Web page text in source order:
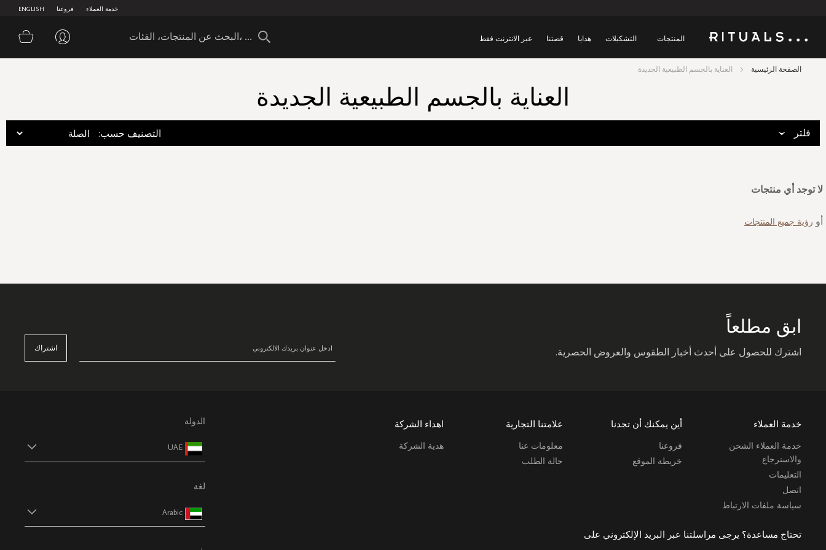
ENGLISH فروعنا خدمة العملاء
المنتجات التشكيلات هدايا قصتنا عبر الانترنت فقط سلة
الصفحة الرئيسية العناية بالجسم الطبيعية الجديدة
العناية بالجسم الطبيعية الجديدة
فلتر :التصنيف حسب
لا توجد أي منتجات
أو رؤية جميع المنتجات
ابق مطلعاً
اشترك للحصول على أحدث أخبار الطقوس والعروض الحصرية. اشتراك
خدمة العملاء
خدمة العملاء الشحن
والاسترجاع
التعليمات
اتصل
سياسة ملفات الارتباط
أين يمكنك أن تجدنا
فروعنا
خريطة الموقع
علامتنا التجارية
معلومات عنا
حالة الطلب
اهداء الشركة
هدية الشركة
تحتاج مساعدة؟ يرجى مراسلتنا عبر البريد الإلكتروني على
الدولة
UAE
لغة
Arabic